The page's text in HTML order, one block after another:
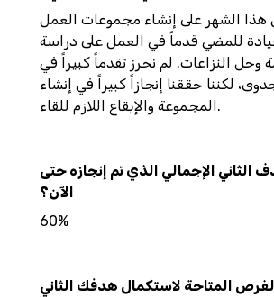
هذا الشهر على إنشاء مجموعات العمل
للمضي قدماً في العمل على دراسة
وحل النزاعات. لم نحرز تقدماً كبيراً في
لكننا حققنا إنجازاً كبيراً في إنشاء
المجموعة والإيقاع اللازم للقاء.
الثاني الإجمالي الذي تم إنجازه حتى
الآن؟
60%
المتاحة لاستكمال هدفك الثاني